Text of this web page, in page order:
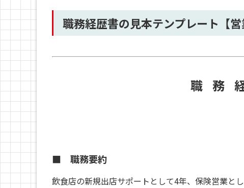
職務経歴書の見本テンプレート【営
職務
■ 職務要約
飲食店の新規出店サポートとして4年、保険営業と